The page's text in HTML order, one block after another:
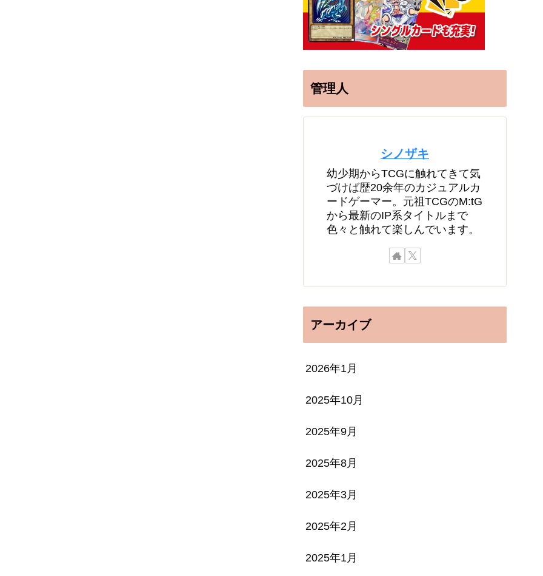
管理人
シノザキ
幼少期からTCGに触れてきて気
づけば歴20余年のカジュアルカ
ードゲーマー。元祖TCGのM:tG
から最新のIP系タイトルまで
色々と触れて楽しんでいます。
アーカイブ
2026年1月
2025年10月
2025年9月
2025年8月
2025年3月
2025年2月
2025年1月